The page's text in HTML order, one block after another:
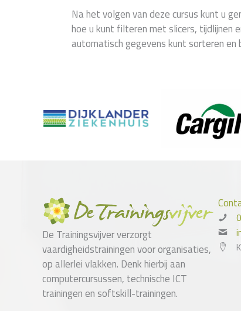
Na het volgen van deze cursus kunt u
hoe u kunt filteren met slicers, tijdlijnen
automatisch gegevens kunt sorteren en
De Trainingsvijver verzorgt
vaardigheidstrainingen voor organisaties,
op allerlei vlakken. Denk hierbij aan
computercursussen, technische ICT
trainingen en softskill-trainingen.